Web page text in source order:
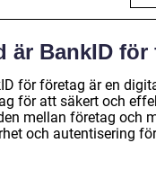
är BankID för
för företag är en
för att säkert och
mellan företag och
och autentisering